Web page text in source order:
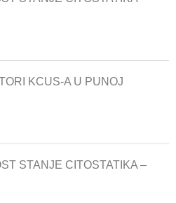
KCUS-A U PUNOJ
STANJE CITOSTATIKA –